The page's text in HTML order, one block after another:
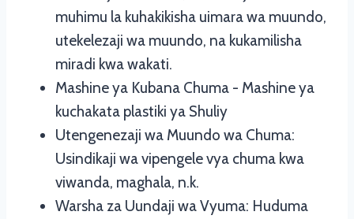
muhimu la kuhakikisha uimara wa muundo,
utekelezaji wa muundo, na kukamilisha
miradi kwa wakati.
Mashine ya Kubana Chuma - Mashine ya
kuchakata plastiki ya Shuliy
Utengenezaji wa Muundo wa Chuma:
Usindikaji wa vipengele vya chuma kwa
viwanda, maghala, n.k.
Warsha za Uundaji wa Vyuma: Huduma